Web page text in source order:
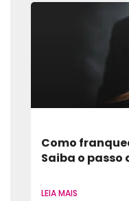
Como
Saiba o passo
LEIA MAIS